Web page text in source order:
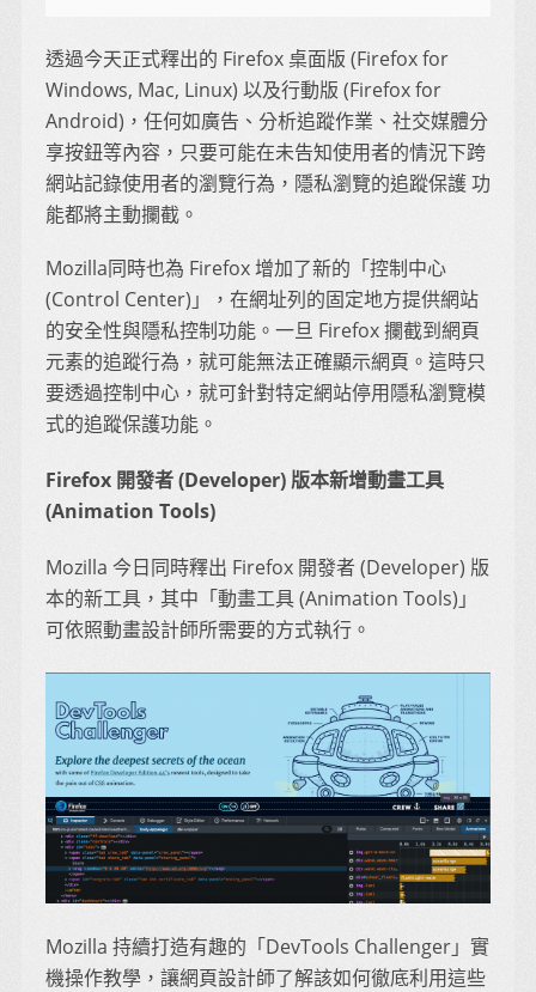
透過今天正式釋出的 Firefox 桌面版 (Firefox for
Windows, Mac, Linux) 以及行動版 (Firefox for
Android)，任何如廣告、分析追蹤作業、社交媒體分
享按鈕等內容，只要可能在未告知使用者的情況下跨
網站記錄使用者的瀏覽行為，隱私瀏覽的追蹤保護 功
能都將主動攔截。
Mozilla同時也為 Firefox 增加了新的「控制中心
(Control Center)」，在網址列的固定地方提供網站
的安全性與隱私控制功能。一旦 Firefox 攔截到網頁
元素的追蹤行為，就可能無法正確顯示網頁。這時只
要透過控制中心，就可針對特定網站停用隱私瀏覽模
式的追蹤保護功能。
Firefox 開發者 (Developer) 版本新增動畫工具
(Animation Tools)
Mozilla 今日同時釋出 Firefox 開發者 (Developer) 版
本的新工具，其中「動畫工具 (Animation Tools)」
可依照動畫設計師所需要的方式執行。
Mozilla 持續打造有趣的「DevTools Challenger」實
機操作教學，讓網頁設計師了解該如何徹底利用這些